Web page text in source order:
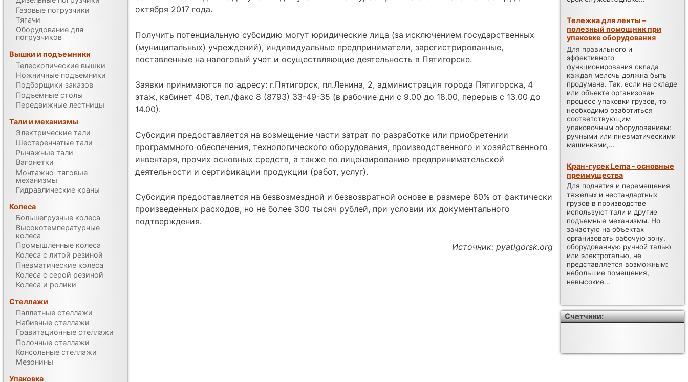
октября 2017 года.
Получить потенциальную субсидию могут юридические лица (за исключением государственных
(муниципальных) учреждений), индивидуальные предприниматели, зарегистрированные,
поставленные на налоговый учет и осуществляющие деятельность в Пятигорске.
Заявки принимаются по адресу: г.Пятигорск, пл.Ленина, 2, администрация города Пятигорска, 4
этаж, кабинет 408, тел./факс 8 (8793) 33-49-35 (в рабочие дни с 9.00 до 18.00, перерыв с 13.00 до
14.00).
Субсидия предоставляется на возмещение части затрат по разработке или приобретении
программного обеспечения, технологического оборудования, производственного и хозяйственного
инвентаря, прочих основных средств, а также по лицензированию предпринимательской
деятельности и сертификации продукции (работ, услуг).
Субсидия предоставляется на безвозмездной и безвозвратной основе в размере 60% от фактически
произведенных расходов, но не более 300 тысяч рублей, при условии их документального
подтверждения.
Источник: pyatigorsk.org
Газовые погрузчики
Тягачи
Оборудование для
погрузчиков
Вышки и подъемники
Телескопические вышки
Ножничные подъемники
Подборщики заказов
Подъемные столы
Передвижные лестницы
Тали и механизмы
Электрические тали
Шестеренчатые тали
Рычажные тали
Вагонетки
Монтажно-тяговые
механизмы
Гидравлические краны
Колеса
Большегрузные колеса
Высокотемпературные
колеса
Промышленные колеса
Колеса с литой резиной
Пневматические колеса
Колеса с серой резиной
Колеса и ролики
Стеллажи
Паллетные стеллажи
Набивные стеллажи
Гравитационные стеллажи
Полочные стеллажи
Консольные стеллажи
Мезонины
Упаковка
Тележка для ленты –
полезный помощник при
упаковке оборудования
Для правильного и
эффективного
функционирования склада
каждая мелочь должна быть
продумана. Так, если на складе
или объекте организован
процесс упаковки грузов, то
необходимо озаботиться
соответствующим
упаковочным оборудованием:
ручными или пневматическими
машинками,...
Кран-гусек Lema - основные
преимущества
Для поднятия и перемещения
тяжелых и нестандартных
грузов в производстве
используют тали и другие
подъемные механизмы. Но
зачастую на объектах
организовать рабочую зону,
оборудованную ручной талью
или электроталью, не
представляется возможным:
небольшие помещения,
невысокие...
Счетчики: